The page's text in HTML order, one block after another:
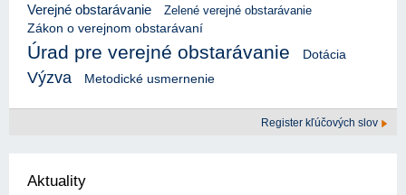
Verejné obstarávanie
Zelené verejné obstarávanie
Zákon o verejnom obstarávaní
Úrad pre verejné obstarávanie Dotácia
Výzva Metodické usmernenie
Register kľúčových slov
Aktuality